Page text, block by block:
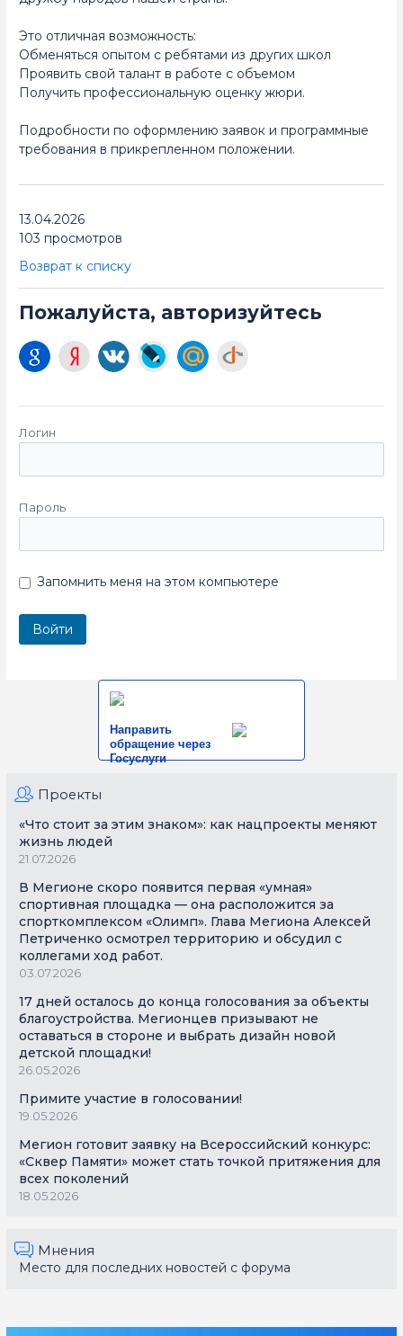
Это отличная возможность:
Обменяться опытом с ребятами из других школ
Проявить свой талант в работе с объемом
Получить профессиональную оценку жюри.
Подробности по оформлению заявок и программные
требования в прикрепленном положении.
13.04.2026
103 просмотров
Возврат к списку
Пожалуйста, авторизуйтесь
Логин
Пароль
Запомнить меня на этом компьютере
Направить
обращение через
Госуслуги
Проекты
«Что стоит за этим знаком»: как нацпроекты меняют
жизнь людей
21.07.2026
В Мегионе скоро появится первая «умная»
спортивная площадка — она расположится за
спорткомплексом «Олимп». Глава Мегиона Алексей
Петриченко осмотрел территорию и обсудил с
коллегами ход работ.
03.07.2026
17 дней осталось до конца голосования за объекты
благоустройства. Мегионцев призывают не
оставаться в стороне и выбрать дизайн новой
детской площадки!
26.05.2026
Примите участие в голосовании!
19.05.2026
Мегион готовит заявку на Всероссийский конкурс:
«Сквер Памяти» может стать точкой притяжения для
всех поколений
18.05.2026
Мнения
Место для последних новостей с форума